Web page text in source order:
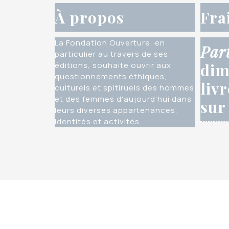
À propos
La Fondation Ouverture, en
particulier au travers de ses
éditions, souhaite ouvrir aux
questionnements éthiques,
culturels et spitiruels des hommes
et des femmes d'aujourd'hui dans
leurs diverses appartenances,
identités et activités.
sur